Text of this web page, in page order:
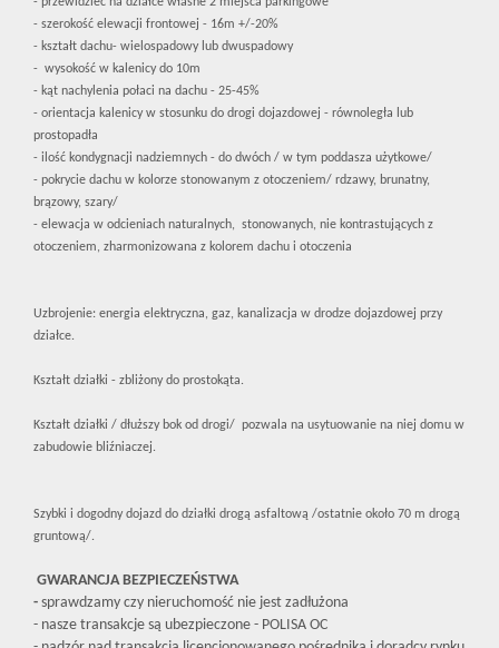
- przewidzieć na działce własne 2 miejsca parkingowe
- szerokość elewacji frontowej - 16m +/-20%
- kształt dachu- wielospadowy lub dwuspadowy
- wysokość w kalenicy do 10m
- kąt nachylenia połaci na dachu - 25-45%
- orientacja kalenicy w stosunku do drogi dojazdowej - równoległa lub
prostopadła
- ilość kondygnacji nadziemnych - do dwóch / w tym poddasza użytkowe/
- pokrycie dachu w kolorze stonowanym z otoczeniem/ rdzawy, brunatny,
brązowy, szary/
- elewacja w odcieniach naturalnych, stonowanych, nie kontrastujących z
otoczeniem, zharmonizowana z kolorem dachu i otoczenia
Uzbrojenie: energia elektryczna, gaz, kanalizacja w drodze dojazdowej przy
działce.
Kształt działki - zbliżony do prostokąta.
Kształt działki / dłuższy bok od drogi/ pozwala na usytuowanie na niej domu w
zabudowie bliźniaczej.
Szybki i dogodny dojazd do działki drogą asfaltową /ostatnie około 70 m drogą
gruntową/.
GWARANCJA BEZPIECZEŃSTWA
- sprawdzamy czy nieruchomość nie jest zadłużona
- nasze transakcje są ubezpieczone - POLISA OC